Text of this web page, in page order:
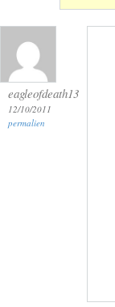
eagleofdeath13
12/10/2011
permalien